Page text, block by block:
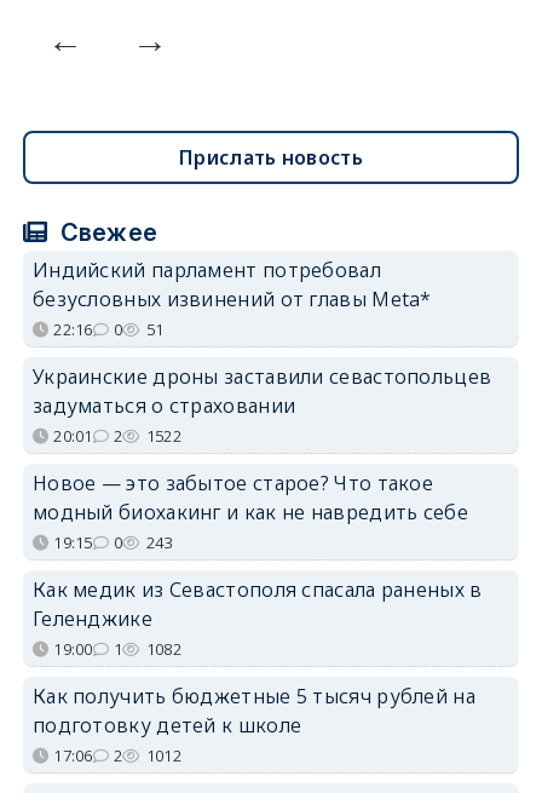
Прислать новость
Свежее
Индийский парламент потребовал
безусловных извинений от главы Meta*
22:16 0 51
Украинские дроны заставили севастопольцев
задуматься о страховании
20:01 2 1522
Новое — это забытое старое? Что такое
модный биохакинг и как не навредить себе
19:15 0 243
Как медик из Севастополя спасала раненых в
Геленджике
19:00 1 1082
Как получить бюджетные 5 тысяч рублей на
подготовку детей к школе
17:06 2 1012